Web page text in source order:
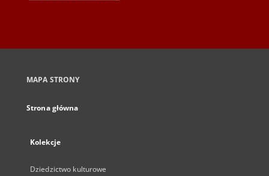
MAPA STRONY
Strona główna
Kolekcje
Dziedzictwo kulturowe